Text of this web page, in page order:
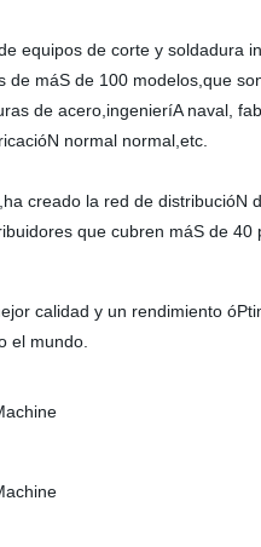
equipos de corte y soldadura
máS de 100 modelos,que
de acero,ingenieríA naval,
normal normal,etc.
creado la red de
que cubren máS de
calidad y un rendimiento
el mundo.